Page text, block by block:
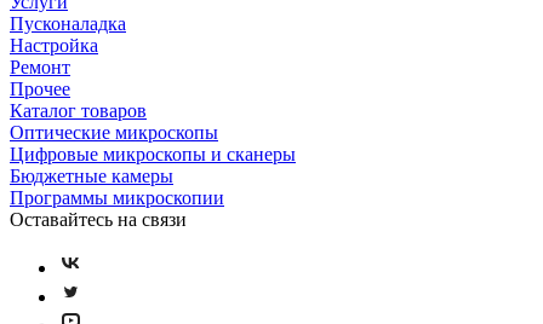
Пусконаладка
Настройка
Ремонт
Прочее
Каталог товаров
Оптические микроскопы
Цифровые микроскопы и сканеры
Бюджетные камеры
Программы микроскопии
Оставайтесь на связи